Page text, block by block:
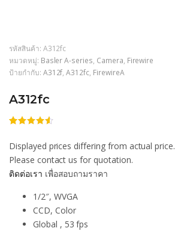
รหัสสินค้า: A312fc
หมวดหมู่: Basler A-series Camera Firewire
ป้ายกำกับ: A312f ,A312fc FirewireA
A312fc
คะแนน
4.50จาก
5 คะแนน
การให้
Displayed prices differing from actual price.
Please contact us for quotation.
ติดต่อเรา เพื่อสอบถามราคา
1/2″, WVGA
CCD, Color
Global , 53 fps